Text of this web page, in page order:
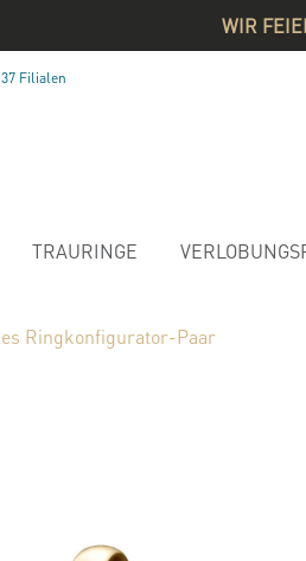
WIR
37 Filialen
TRAURINGE
Ringkonfigurator-Paar